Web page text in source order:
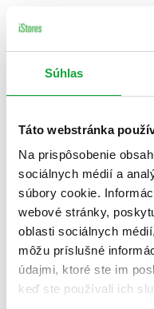
Súhlas
Táto webstránka
Na prispôsobenie
sociálnych médií a
súbory cookie.
webové stránky,
oblasti sociálnych
môžu príslušné
údajmi, ktoré ste im
keď ste používali ich